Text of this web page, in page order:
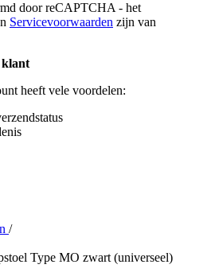
door reCAPTCHA - het
Servicevoorwaarden zijn van
klant
heeft vele voordelen:
/
Type MO zwart (universeel)